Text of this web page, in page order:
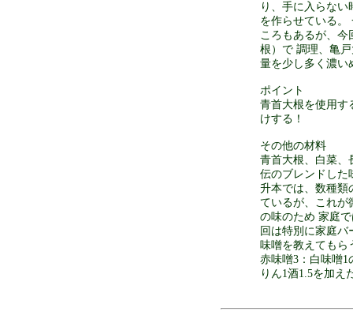
り、手に入らな
を作らせている。
ころもあるが、今
根）で 調理、亀
量を少し多く濃い
ポイント
青首大根を使用す
けする！
その他の材料
青首大根、白菜、
伝のブレンドした
升本では、数種類
ているが、これが
の味のため 家庭
回は特別に家庭
味噌を教えてもら
赤味噌3：白味噌1
りん1酒1.5を加え